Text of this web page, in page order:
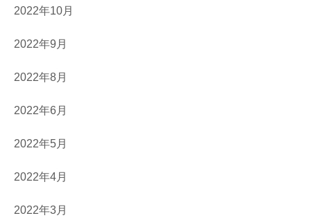
2022年10月
2022年9月
2022年8月
2022年6月
2022年5月
2022年4月
2022年3月